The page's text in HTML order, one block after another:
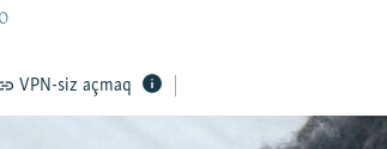
VPN-siz açmaq